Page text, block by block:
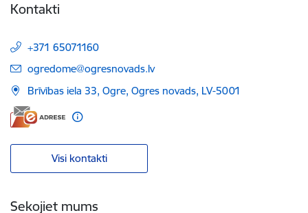
Kontakti
+371 65071160
E-pasts:
ogredome@ogresnovads.lv
Brīvības iela 33, Ogre, Ogres novads, LV-5001
Visi kontakti
Sekojiet mums